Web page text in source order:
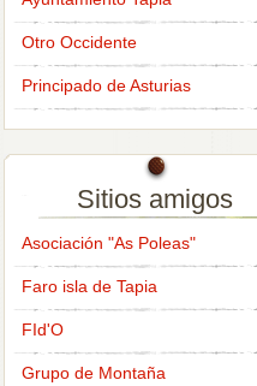
Otro Occidente
Principado de Asturias
Sitios amigos
Asociación "As Poleas"
Faro isla de Tapia
FId'O
Grupo de Montaña